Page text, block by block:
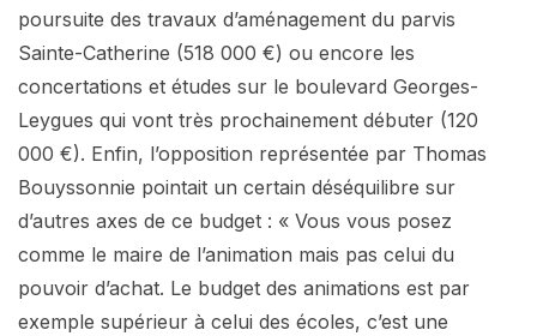
poursuite des travaux d’aménagement du parvis
Sainte-Catherine (518 000 €) ou encore les
concertations et études sur le boulevard Georges-
Leygues qui vont très prochainement débuter (120
000 €). Enfin, l’opposition représentée par Thomas
Bouyssonnie pointait un certain déséquilibre sur
d’autres axes de ce budget : « Vous vous posez
comme le maire de l’animation mais pas celui du
pouvoir d’achat. Le budget des animations est par
exemple supérieur à celui des écoles, c’est une